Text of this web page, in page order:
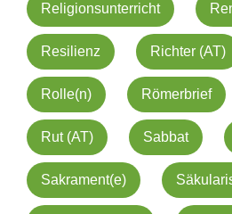
Religionsunterricht
Resilienz Richter (AT)
Rolle(n) Römerbrief
Rut (AT) Sabbat
Sakrament(e)